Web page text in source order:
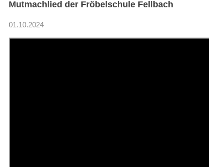
Mutmachlied der Fröbelschule Fellbach
01.10.2024